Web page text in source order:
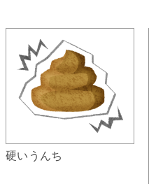
硬いうんち